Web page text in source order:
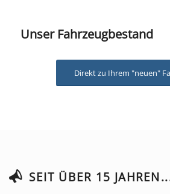
Unser Fahrzeugbestand
Direkt zu Ihrem "neuen"
SEIT ÜBER 15